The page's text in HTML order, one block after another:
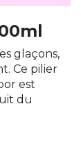
glaçons,
Ce pilier
est
du